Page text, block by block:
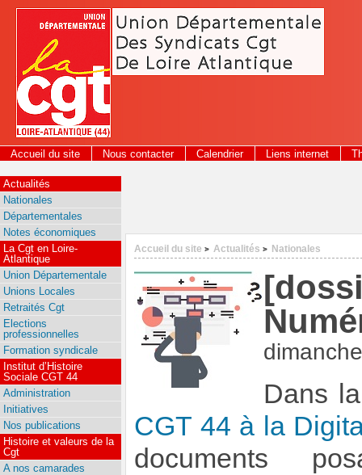
Panneau de gestion des cookies
Accueil du site Nous contacter Calendrier Liens internet
2026
Accueil du site > Actualités > Nationales
Dans
CGT 44 à la
documents
Actualités
Nationales
Départementales
Notes économiques
La Cgt en Loire-
Atlantique
Union Départementale
Unions Locales
Retraités Cgt
Elections
professionnelles
Formation syndicale
Institut d’Histoire
Sociale CGT 44
Administration
Initiatives
Nos publications
Histoire et valeurs de la
Cgt
A nos camarades